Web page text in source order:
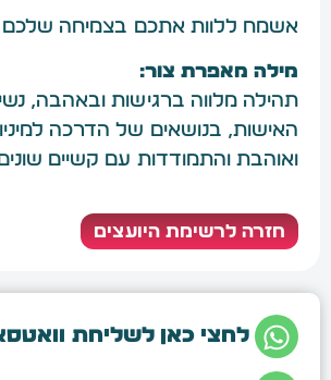
אשמח ללוות אתכם בצמיחה
מילה מאפרת צור:
תהילה מלווה ברגישות ובאהבה, נשים
האישות, בנושאים של הדרכה
ואוהבת והתמודדות עם קשיים
חזרה לרשימת היועצים
לחצי כאן לשליחת